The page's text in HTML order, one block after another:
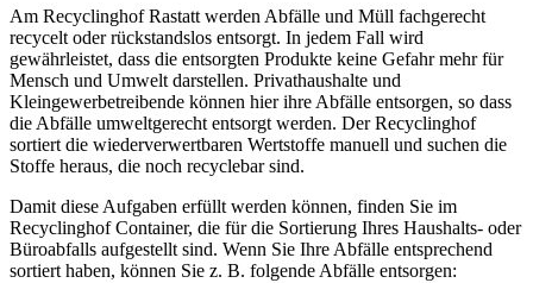
Am Recyclinghof Rastatt werden Abfälle und Müll fachgerecht
recycelt oder rückstandslos entsorgt. In jedem Fall wird
gewährleistet, dass die entsorgten Produkte keine Gefahr mehr für
Mensch und Umwelt darstellen. Privathaushalte und
Kleingewerbetreibende können hier ihre Abfälle entsorgen, so dass
die Abfälle umweltgerecht entsorgt werden. Der Recyclinghof
sortiert die wiederverwertbaren Wertstoffe manuell und suchen die
Stoffe heraus, die noch recyclebar sind.
Damit diese Aufgaben erfüllt werden können, finden Sie im
Recyclinghof Container, die für die Sortierung Ihres Haushalts- oder
Büroabfalls aufgestellt sind. Wenn Sie Ihre Abfälle entsprechend
sortiert haben, können Sie z. B. folgende Abfälle entsorgen: